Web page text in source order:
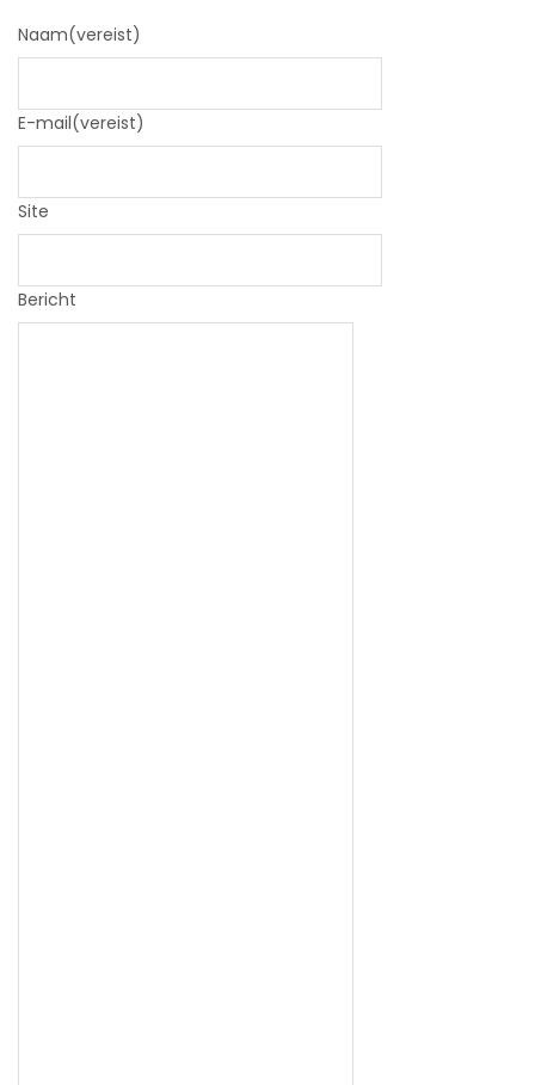
Naam(vereist)
E-mail(vereist)
Site
Bericht